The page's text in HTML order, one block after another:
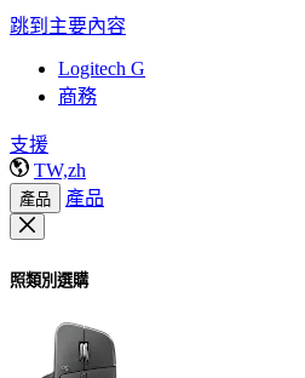
跳到主要內容
Logitech G
商務
支援
TW,zh
產品 產品
照類別選購